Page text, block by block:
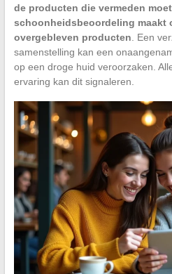
de producten die vermeden
schoonheidsbeoordeling maakt
overgebleven producten. Een
samenstelling kan een
op een droge huid veroorzaken.
ervaring kan dit signaleren.